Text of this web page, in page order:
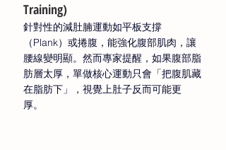
Training)
針對性的減肚腩運動如平板支撐
（Plank）或捲腹，能強化腹部肌肉，讓
腰線變明顯。然而專家提醒，如果腹部脂
肪層太厚，單做核心運動只會「把腹肌藏
在脂肪下」，視覺上肚子反而可能更
厚。